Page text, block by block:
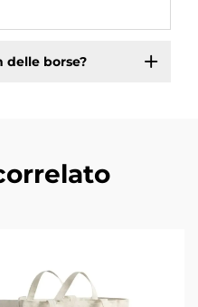
delle borse?